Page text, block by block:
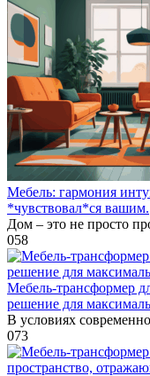
Мебель: гармония
*чувствовал*ся вашим.
Дом – это не просто
058
Мебель-трансформер
решение для
В условиях
073